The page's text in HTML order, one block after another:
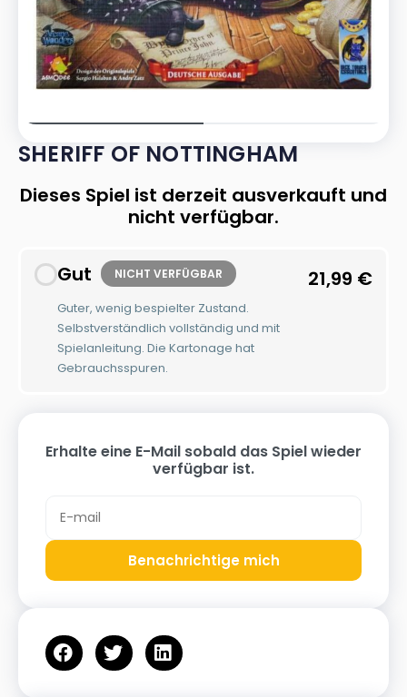
SHERIFF OF NOTTINGHAM
Dieses Spiel ist derzeit ausverkauft und
nicht verfügbar.
Gut NICHT VERFÜGBAR
Guter, wenig bespielter Zustand.
Selbstverständlich vollständig und mit
Spielanleitung. Die Kartonage hat
Gebrauchsspuren.
21,99 €
Erhalte eine E-Mail sobald das Spiel wieder
verfügbar ist.
Benachrichtige mich